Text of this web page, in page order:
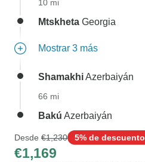
10 mi
Mtskheta Georgia
Mostrar 3 más
ShamakhiAzerbaiyán
66 mi
Bakú Azerbaiyán
Desde €1,230 5% de descuento
€1,169